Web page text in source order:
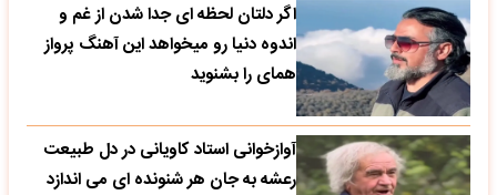
اگر دلتان لحظه ای جدا شدن از غم و
اندوه دنیا رو میخواهد این آهنگ پرواز
همای را بشنوید
آوازخوانی استاد کاویانی در دل طبیعت
رعشه به جان هر شنونده ای می اندازد